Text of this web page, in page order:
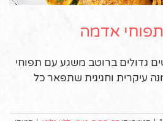
אדמה
גדולים ברוטב משגע עם תפוחי
עיקרית וחגיגית שתפאר כל